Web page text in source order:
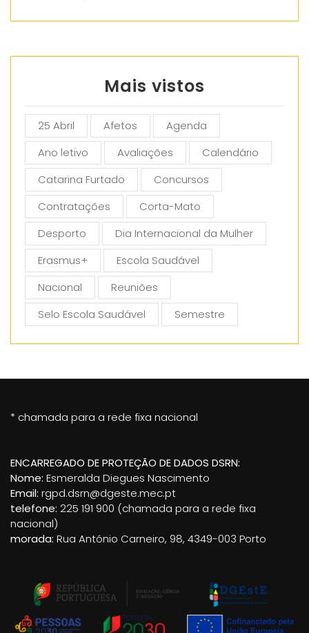
Mais vistos
25 Abril Afetos
Agenda
Ano letivo
Avaliações
Calendário
Catarina Furtado
Concursos
Contratações
Corta-Mato
Desporto
Dia Internacional da Mulher
Erasmus+
Escola Saudável
Nacional
Reuniões
Selo Escola Saudável
Semestre
* chamada para a rede fixa nacional
ENCARREGADO DE PROTEÇÃO DE DADOS DSRN:
Nome: Esmeralda Diegues Nascimento
Email: rgpd.dsrn@dgeste.mec.pt
telefone: 225 191 900 (chamada para a rede fixa
nacional)
morada: Rua António Carneiro, 98, 4349-003 Porto